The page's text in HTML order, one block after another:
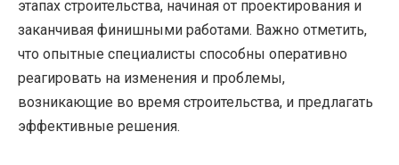
этапах строительства, начиная от проектирования и
заканчивая финишными работами. Важно отметить,
что опытные специалисты способны оперативно
реагировать на изменения и проблемы,
возникающие во время строительства, и предлагать
эффективные решения.